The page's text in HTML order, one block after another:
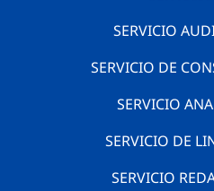
SERVICIO
SERVICIO DE
SERVICIO
SERVICIO DE
SERVICIO